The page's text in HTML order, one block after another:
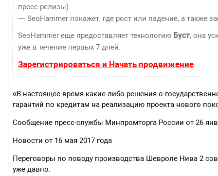
пресс-релизы).
— SeoHammer покажет, где рост или падение, а также
SeoHammer еще предоставляет технологию Буст, она
уже в течение первых 7 дней.
Зарегистрироваться и Начать продвижение
«В настоящее время какие-либо решения о
гарантий по кредитам на реализацию проекта нового
Сообщение пресс-службы Минпромторга России от 26
Новости от 16 мая 2017 года
Переговоры по поводу производства Шевроле Нива 2
уже давно.